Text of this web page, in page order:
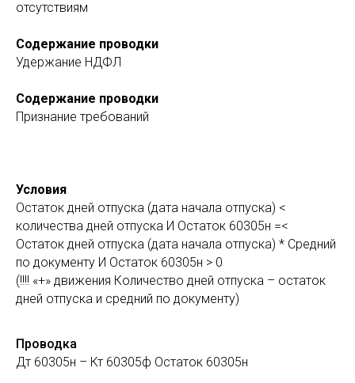
отсутствиям
Содержание проводки
Удержание НДФЛ
Содержание проводки
Признание требований
Условия
Остаток дней отпуска (дата начала отпуска) <
количества дней отпуска И Остаток 60305н =<
Остаток дней отпуска (дата начала отпуска) * Средний
по документу И Остаток 60305н > 0
(!!!! «+» движения Количество дней отпуска – остаток
дней отпуска и средний по документу)
Проводка
Дт 60305н – Кт 60305ф Остаток 60305н